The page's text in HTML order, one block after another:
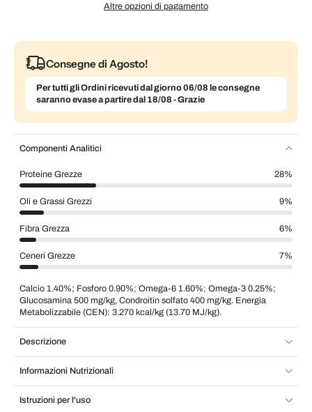
Altre opzioni di pagamento
Consegne di Agosto!
Per tutti gli Ordini ricevuti dal giorno 06/08 le consegne
saranno evase a partire dal 18/08 - Grazie
Componenti Analitici
Proteine Grezze 28%
Oli e Grassi Grezzi 9%
Fibra Grezza 6%
Ceneri Grezze 7%
Calcio 1.40%; Fosforo 0.90%; Omega-6 1.60%; Omega-3 0.25%;
Glucosamina 500 mg/kg, Condroitin solfato 400 mg/kg. Energia
Metabolizzabile (CEN): 3.270 kcal/kg (13.70 MJ/kg).
Descrizione
Informazioni Nutrizionali
Istruzioni per l'uso